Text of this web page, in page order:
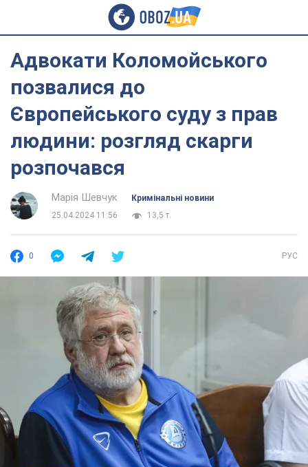
Адвокати Коломойського
позвалися до
Європейського суду з прав
людини: розгляд скарги
розпочався
Марія Шевчук
Кримінальні новини
25.04.2024 11:56
13,5 т.
0 РУС